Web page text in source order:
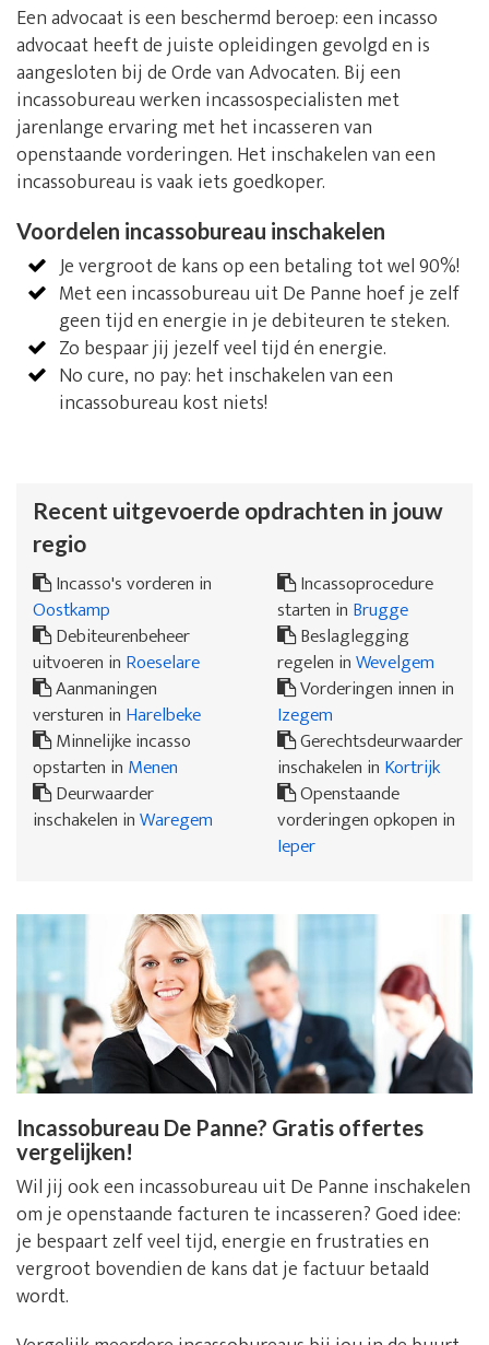
Een advocaat is een beschermd beroep: een incasso
advocaat heeft de juiste opleidingen gevolgd en is
aangesloten bij de Orde van Advocaten. Bij een
incassobureau werken incassospecialisten met
jarenlange ervaring met het incasseren van
openstaande vorderingen. Het inschakelen van een
incassobureau is vaak iets goedkoper.
Voordelen incassobureau inschakelen
Je vergroot de kans op een betaling tot wel 90%!
Met een incassobureau uit De Panne hoef je zelf
geen tijd en energie in je debiteuren te steken.
Zo bespaar jij jezelf veel tijd én energie.
No cure, no pay: het inschakelen van een
incassobureau kost niets!
Recent uitgevoerde opdrachten in jouw
regio
Incasso's vorderen in
Oostkamp
Debiteurenbeheer
uitvoeren in Roeselare
Aanmaningen
versturen in Harelbeke
Minnelijke incasso
opstarten in Menen
Deurwaarder
inschakelen inWaregem
Incassoprocedure
starten in Brugge
Beslaglegging
regelen inWevelgem
Vorderingen innen in
Izegem
Gerechtsdeurwaarder
inschakelen in Kortrijk
Openstaande
vorderingen opkopen in
Ieper
Incassobureau De Panne? Gratis offertes
vergelijken!
Wil jij ook een incassobureau uit De Panne inschakelen
om je openstaande facturen te incasseren? Goed idee:
je bespaart zelf veel tijd, energie en frustraties en
vergroot bovendien de kans dat je factuur betaald
wordt.